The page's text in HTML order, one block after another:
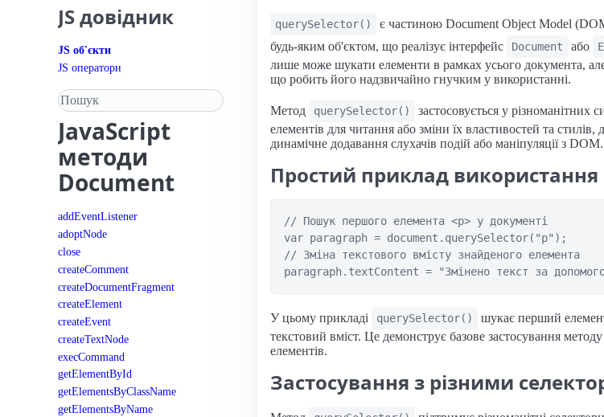
JS довідник
JS об'єкти
JS оператори
Пошук у довіднику
JavaScript
методи
Document
addEventListener
adoptNode
close
createComment
createDocumentFragment
createElement
createEvent
createTextNode
execCommand
getElementById
getElementsByClassName
getElementsByName
querySelector()
є частиною Document Object Model
будь-яким об'єктом, що реалізує інтерфейс
Document або
лише може шукати елементи в рамках усього документа,
що робить його надзвичайно гнучким у використанні.
Метод querySelector()
застосовується у різноманітних
елементів для читання або зміни їх властивостей та стилів,
динамічне додавання слухачів подій або маніпуляції з DOM.
Простий приклад використання
// Пошук першого елемента <p> у документі
var paragraph = document.querySelector("p");
// Зміна текстового вмісту знайденого елемента
У цьому прикладі querySelector() шукає перший
текстовий вміст. Це демонструє базове застосування
елементів.
Застосування з різними